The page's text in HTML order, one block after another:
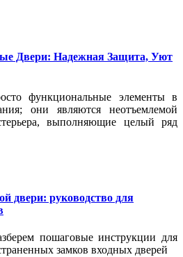
Двери: Надежная Защита, Уют
функциональные элементы в
они являются неотъемлемой
выполняющие целый ряд
двери: руководство для
пошаговые инструкции для
замков входных дверей